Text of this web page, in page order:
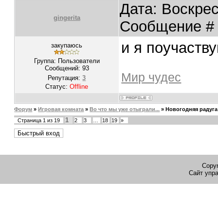
gingerita
Дата:
Сообщение
закупаюсь
Группа: Пользователи
Сообщений: 93
Репутация:3
Статус:Offline
и я
Мир чудес
Форум » Игровая комната » Во что мы уже отыграли... » Новогодняя радуга
Страница 1 из 19 1 2 3 18 19 »
Сайт